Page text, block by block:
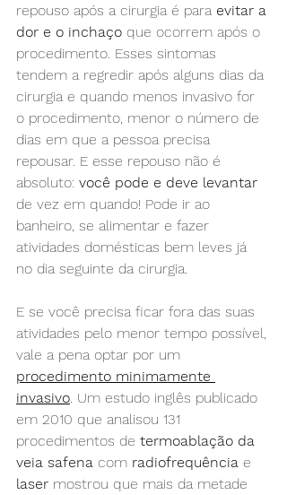
repouso após a cirurgia é para evitar a
dor e o inchaço que ocorrem após o
procedimento. Esses sintomas
tendem a regredir após alguns dias da
cirurgia e quando menos invasivo for
o procedimento, menor o número de
dias em que a pessoa precisa
repousar. E esse repouso não é
absoluto: você pode e deve levantar
de vez em quando! Pode ir ao
banheiro, se alimentar e fazer
atividades domésticas bem leves já
no dia seguinte da cirurgia.
E se você precisa ficar fora das suas
atividades pelo menor tempo possível,
vale a pena optar por um
procedimento minimamente
invasivo . Um estudo inglês publicado
em 2010 que analisou 131
procedimentos de termoablação da
veia safena com radiofrequência e
laser mostrou que mais da metade